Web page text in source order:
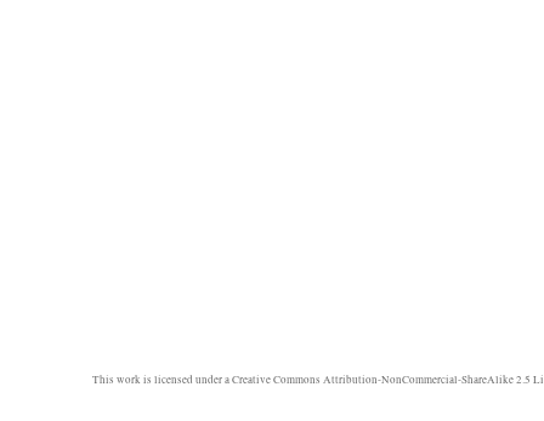
This work is licensed under aCreative Commons Attribution-NonCommercial-ShareAlike 2.5